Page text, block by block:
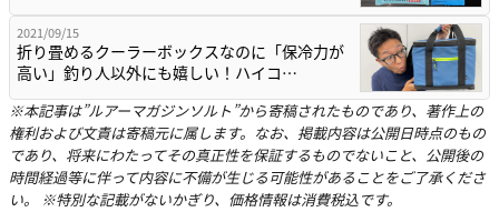
2021/09/15
折り畳めるクーラーボックスなのに「保冷力が
高い」釣り人以外にも嬉しい！ハイコ…
※本記事は”ルアーマガジンソルト”から寄稿されたものであり、著作上の
権利および文責は寄稿元に属します。なお、掲載内容は公開日時点のもの
であり、将来にわたってその真正性を保証するものでないこと、公開後の
時間経過等に伴って内容に不備が生じる可能性があることをご了承くださ
い。 ※特別な記載がないかぎり、価格情報は消費税込です。